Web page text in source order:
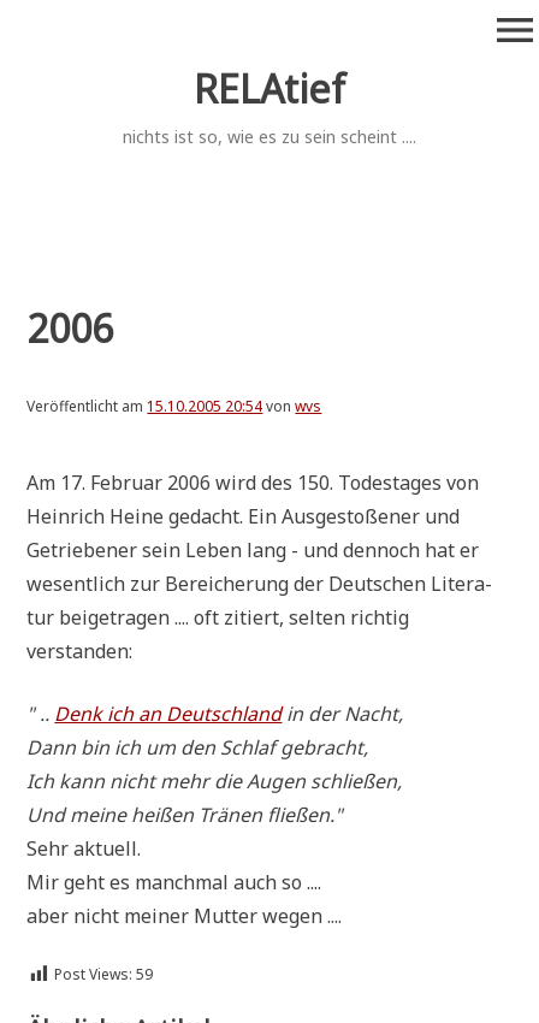
RELAtief
nichts ist so, wie es zu sein scheint ....
menu
2006
Veröffentlicht am 15.10.2005 20:54vonwvs
Am 17. Febru­ar 2006 wird des 150. Todes­ta­ges von
Hein­rich Hei­ne gedacht. Ein Aus­ge­sto­ße­ner und
Getrie­be­ner sein Leben lang - und den­noch hat er
wesent­lich zur Berei­che­rung der Deut­schen Lite­ra­
tur bei­getra­gen .... oft zitiert, sel­ten rich­tig
verstanden:
" .. Denk ich an Deutsch­landin der Nacht,
Dann bin ich um den Schlaf gebracht,
Ich kann nicht mehr die Augen schließen,
Und mei­ne hei­ßen Trä­nen fließen."
Sehr aktuell.
Mir geht es manch­mal auch so ....
aber nicht mei­ner Mut­ter wegen ....
Post Views: 59